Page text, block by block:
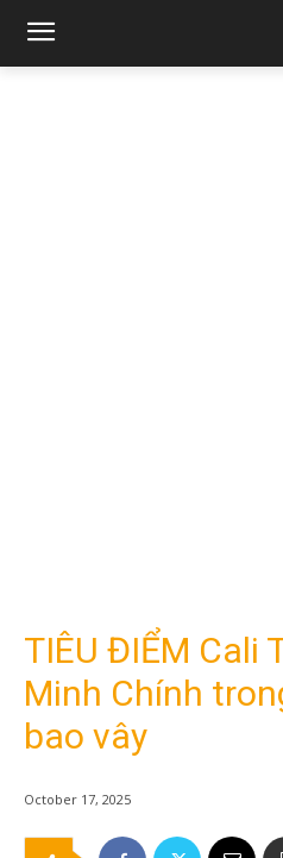
TIÊU ĐIỂM Cali
Minh Chính
bao vây
October 17, 2025